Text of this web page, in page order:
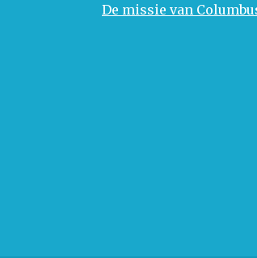
De missie van